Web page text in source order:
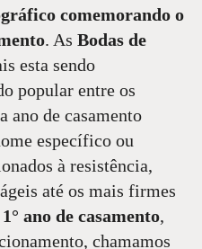
comemorando o
. As Bodas de
esta sendo
popular entre os
ano de casamento
específico ou
à resistência,
até os mais firmes
1° ano de casamento,
chamamos